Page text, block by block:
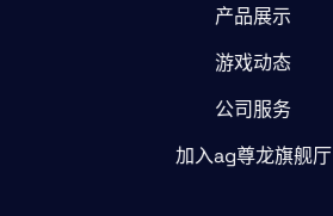
产品展示
游戏动态
公司服务
加入ag尊龙旗舰厅